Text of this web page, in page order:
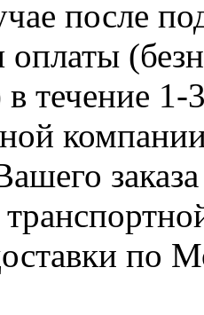
после
течение
по